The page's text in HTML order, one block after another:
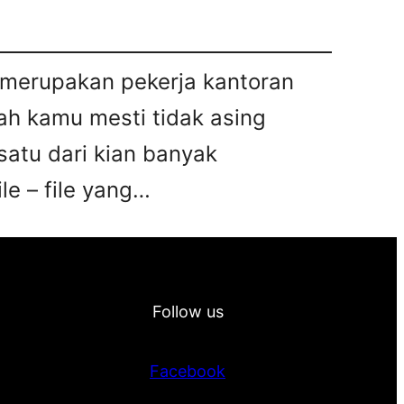
pekerja kantoran
kamu mesti tidak asing
dari kian banyak
– file yang…
Follow us
Facebook